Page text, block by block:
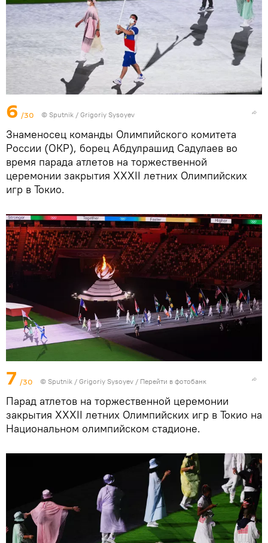
6 /30 © Sputnik / Grigoriy Sysoyev
Знаменосец команды Олимпийского комитета
России (ОКР), борец Абдулрашид Садулаев во
время парада атлетов на торжественной
церемонии закрытия XXXII летних Олимпийских
игр в Токио.
7 /30 © Sputnik / Grigoriy Sysoyev / Перейти в фотобанк
Парад атлетов на торжественной церемонии
закрытия XXXII летних Олимпийских игр в Токио на
Национальном олимпийском стадионе.